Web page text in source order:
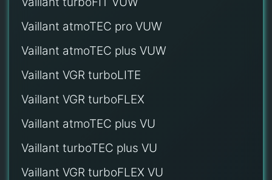
Vaillant atmoTEC pro VUW
Vaillant atmoTEC plus VUW
Vaillant VGR turboLITE
Vaillant VGR turboFLEX
Vaillant atmoTEC plus VU
Vaillant turboTEC plus VU
Vaillant VGR turboFLEX VU